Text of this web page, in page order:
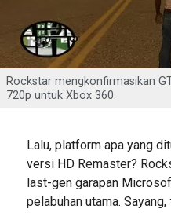
Rockstar mengkonfirmasikan
720p untuk Xbox 360.
Lalu, platform apa yang
versi HD Remaster?
last-gen garapan
pelabuhan utama. Sayang,